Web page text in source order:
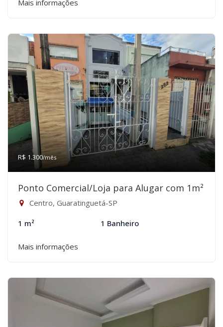
Mais informações
R$ 1.300/mês
Ponto Comercial/Loja para Alugar com 1m²
Centro, Guaratinguetá-SP
1 m² 1 Banheiro
Mais informações